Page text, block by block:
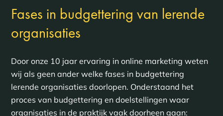
Fases in budgettering van lerende
organisaties
Door onze 10 jaar ervaring in online marketing weten
wij als geen ander welke fases in budgettering
lerende organisaties doorlopen. Onderstaand het
proces van budgettering en doelstellingen waar
organisaties in de praktijk vaak doorheen gaan: